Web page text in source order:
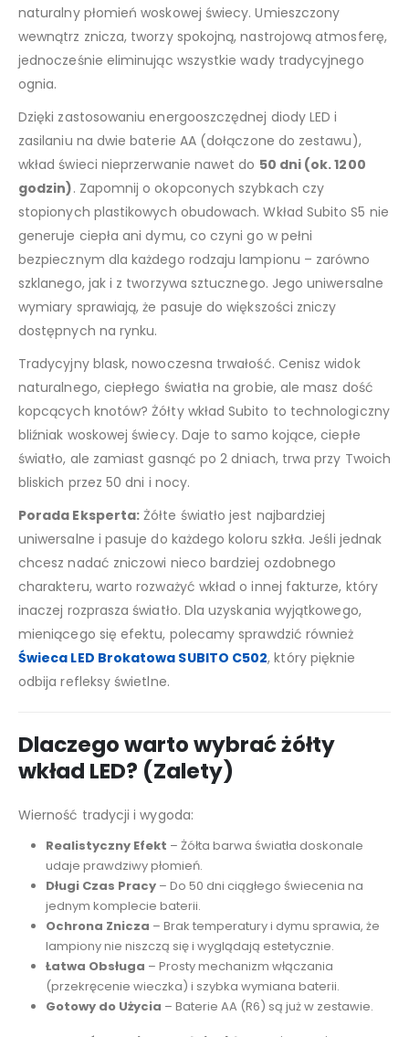
naturalny płomień woskowej świecy. Umieszczony
wewnątrz znicza, tworzy spokojną, nastrojową atmosferę,
jednocześnie eliminując wszystkie wady tradycyjnego
ognia.
Dzięki zastosowaniu energooszczędnej diody LED i
zasilaniu na dwie baterie AA (dołączone do zestawu),
wkład świeci nieprzerwanie nawet do 50 dni (ok. 1200
godzin). Zapomnij o okopconych szybkach czy
stopionych plastikowych obudowach. Wkład Subito S5 nie
generuje ciepła ani dymu, co czyni go w pełni
bezpiecznym dla każdego rodzaju lampionu – zarówno
szklanego, jak i z tworzywa sztucznego. Jego uniwersalne
wymiary sprawiają, że pasuje do większości zniczy
dostępnych na rynku.
Tradycyjny blask, nowoczesna trwałość. Cenisz widok
naturalnego, ciepłego światła na grobie, ale masz dość
kopcących knotów? Żółty wkład Subito to technologiczny
bliźniak woskowej świecy. Daje to samo kojące, ciepłe
światło, ale zamiast gasnąć po 2 dniach, trwa przy Twoich
bliskich przez 50 dni i nocy.
Porada Eksperta: Żółte światło jest najbardziej
uniwersalne i pasuje do każdego koloru szkła. Jeśli jednak
chcesz nadać zniczowi nieco bardziej ozdobnego
charakteru, warto rozważyć wkład o innej fakturze, który
inaczej rozprasza światło. Dla uzyskania wyjątkowego,
mieniącego się efektu, polecamy sprawdzić również
Świeca LED Brokatowa SUBITO C502, który pięknie
odbija refleksy świetlne.
Dlaczego warto wybrać żółty
wkład LED? (Zalety)
Wierność tradycji i wygoda:
Realistyczny Efekt – Żółta barwa światła doskonale
udaje prawdziwy płomień.
Długi Czas Pracy– Do 50 dni ciągłego świecenia na
jednym komplecie baterii.
Ochrona Znicza – Brak temperatury i dymu sprawia, że
lampiony nie niszczą się i wyglądają estetycznie.
Łatwa Obsługa – Prosty mechanizm włączania
(przekręcenie wieczka) i szybka wymiana baterii.
Gotowy do Użycia – Baterie AA (R6) są już w zestawie.